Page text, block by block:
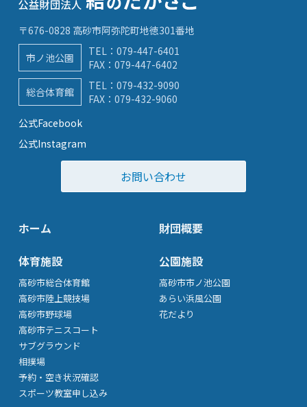
〒676-0828 高砂市阿弥陀町地徳301番地
市ノ池公園
TEL： 079-447-6401
FAX：079-447-6402
総合体育館
TEL： 079-432-9090
FAX：079-432-9060
公式Facebook
公式Instagram
お問い合わせ
ホーム
財団概要
体育施設
高砂市総合体育館
高砂市陸上競技場
高砂市野球場
高砂市テニスコート
サブグラウンド
相撲場
予約・空き状況確認
スポーツ教室申し込み
公園施設
高砂市市ノ池公園
あらい浜風公園
花だより